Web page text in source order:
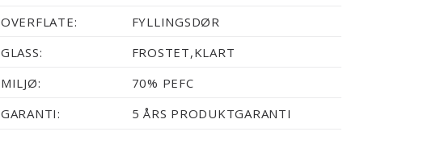
OVERFLATE:
FYLLINGSDØR
GLASS:
FROSTET,KLART
MILJØ:
70% PEFC
GARANTI:
5 ÅRS PRODUKTGARANTI